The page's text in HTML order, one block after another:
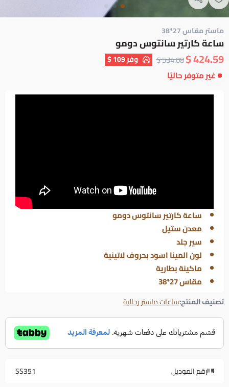
ماستر مقاس 27*38
ساعة كارتير سانتوس دومو
424.59 $
534.08 $ وفر109 $
غير متوفر حاليًا
ساعة كارتير سانتوس دومو
معدن ستيل
سير جلد
لون المينا اسود بحروف لاتينية
ماكينة بطارية
مقاس 27*38
تصنيف المنتج:ساعات ماستر رجالية
رقم الموديل SS351